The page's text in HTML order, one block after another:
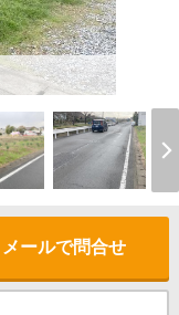
メールで問合せ